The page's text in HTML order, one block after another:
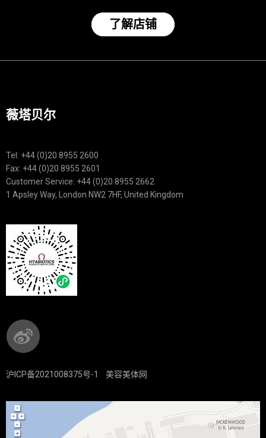
了解店铺
薇塔贝尔
Tel: +44 (0)20 8955 2600
Fax: +44 (0)20 8955 2601
Customer Service: +44 (0)20 8955 2662
1 Apsley Way, London NW2 7HF, United Kingdom
沪ICP备2021008375号-1 美容美体网